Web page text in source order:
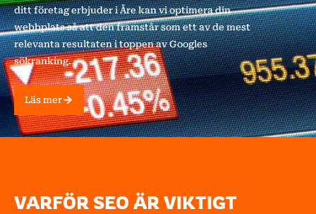
ditt företag erbjuder i Åre kan vi optimera din
webbplats så att den framstår som ett av de mest
relevanta resultaten i toppen av Googles
sökranking.
Läs mer
VARFÖR SEO ÄR VIKTIGT